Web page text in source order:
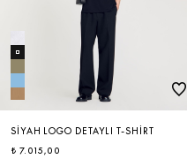
SIYAH LOGO DETAYLI T-SHIRT
₺ 7.015,00